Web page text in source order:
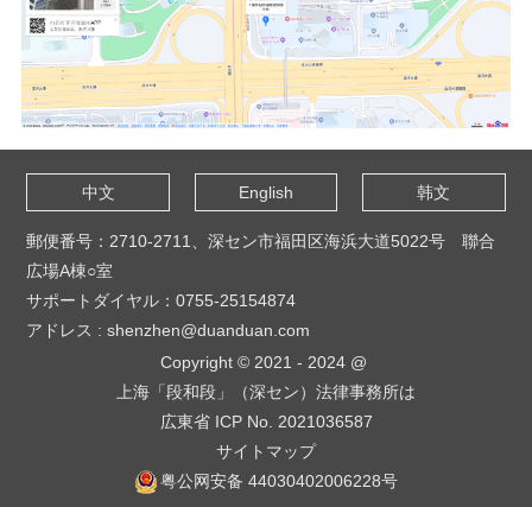
中文 English 韩文
郵便番号：2710-2711、深セン市福田区海浜大道5022号 聯合
広場A棟○室
サポートダイヤル：0755-25154874
アドレス : shenzhen@duanduan.com
Copyright © 2021 - 2024 @
上海「段和段」（深セン）法律事務所は
広東省 ICP No. 2021036587
サイトマップ
粤公网安备 44030402006228号